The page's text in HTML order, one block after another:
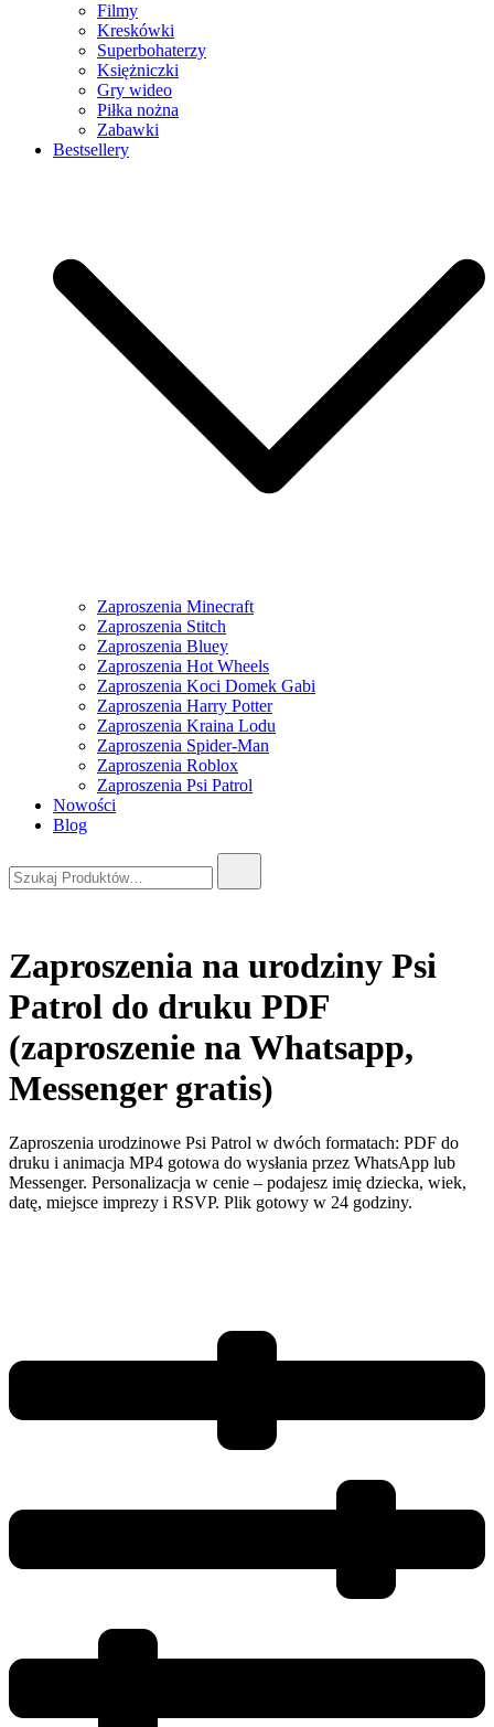
Filmy
Kreskówki
Superbohaterzy
Księżniczki
Gry wideo
Piłka nożna
Zabawki
Bestsellery
Zaproszenia Minecraft
Zaproszenia Stitch
Zaproszenia Bluey
Zaproszenia Hot Wheels
Zaproszenia Koci Domek Gabi
Zaproszenia Harry Potter
Zaproszenia Kraina Lodu
Zaproszenia Spider-Man
Zaproszenia Roblox
Zaproszenia Psi Patrol
Nowości
Blog
Zaproszenia na urodziny Psi
Patrol do druku PDF
(zaproszenie na Whatsapp,
Messenger gratis)
Zaproszenia urodzinowe Psi Patrol w dwóch formatach: PDF do
druku i animacja MP4 gotowa do wysłania przez WhatsApp lub
Messenger. Personalizacja w cenie – podajesz imię dziecka, wiek,
datę, miejsce imprezy i RSVP. Plik gotowy w 24 godziny.